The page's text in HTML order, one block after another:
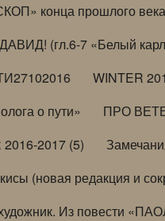
конца прошлого века
(гл.6-7 «Белый
WINTER
о пути»
ПРО
2017 (5)
(новая редакция и
Из повести